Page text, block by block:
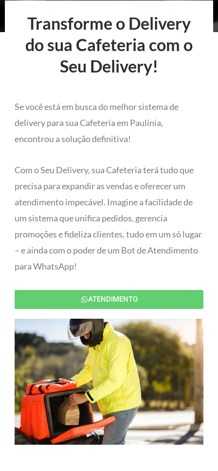
Transforme o Delivery
do sua Cafeteria com o
Seu Delivery!
Se você está em busca do melhor sistema de
delivery para sua Cafeteria em Paulínia,
encontrou a solução definitiva!
Com o Seu Delivery, sua Cafeteria terá tudo que
precisa para expandir as vendas e oferecer um
atendimento impecável. Imagine a facilidade de
um sistema que unifica pedidos, gerencia
promoções e fideliza clientes, tudo em um só lugar
– e ainda com o poder de um Bot de Atendimento
para WhatsApp!
ATENDIMENTO